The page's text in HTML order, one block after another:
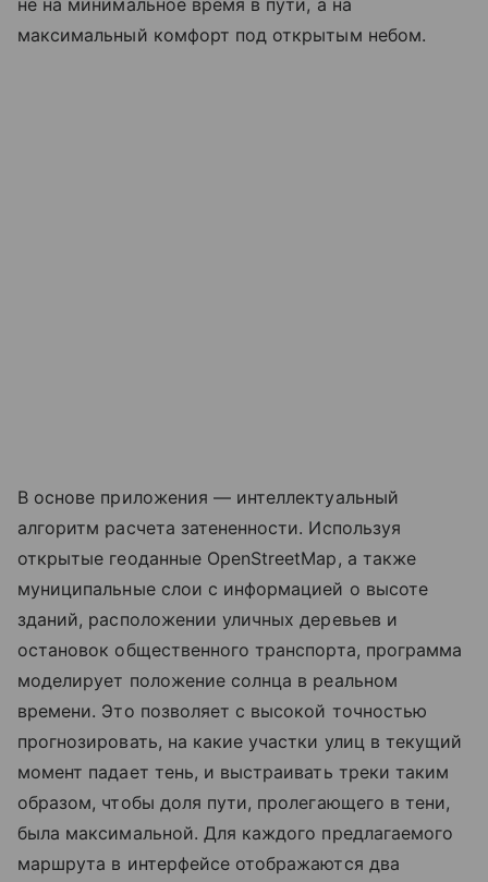
не на минимальное время в пути, а на
максимальный комфорт под открытым небом.
В основе приложения — интеллектуальный
алгоритм расчета затененности. Используя
открытые геоданные OpenStreetMap, а также
муниципальные слои с информацией о высоте
зданий, расположении уличных деревьев и
остановок общественного транспорта, программа
моделирует положение солнца в реальном
времени. Это позволяет с высокой точностью
прогнозировать, на какие участки улиц в текущий
момент падает тень, и выстраивать треки таким
образом, чтобы доля пути, пролегающего в тени,
была максимальной. Для каждого предлагаемого
маршрута в интерфейсе отображаются два